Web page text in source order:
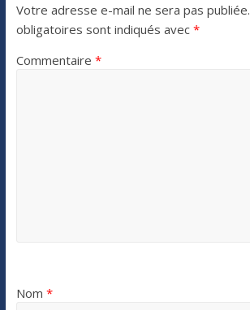
Votre adresse e-mail ne sera pas publiée.
obligatoires sont indiqués avec *
Commentaire *
Nom *